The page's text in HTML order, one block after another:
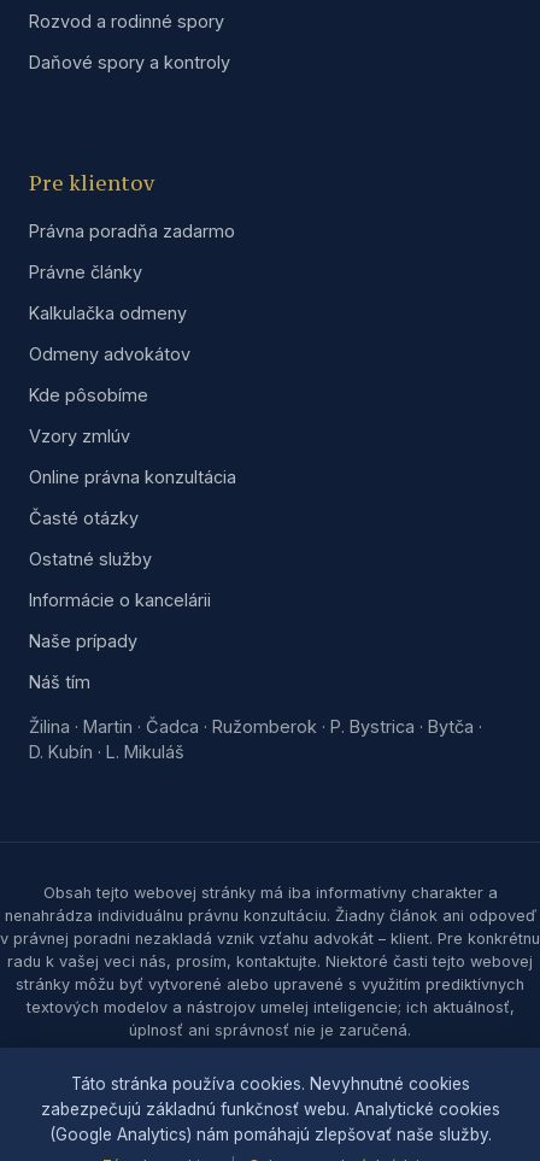
Rozvod a rodinné spory
Daňové spory a kontroly
Pre klientov
Právna poradňa zadarmo
Právne články
Kalkulačka odmeny
Odmeny advokátov
Kde pôsobíme
Vzory zmlúv
Online právna konzultácia
Časté otázky
Ostatné služby
Informácie o kancelárii
Naše prípady
Náš tím
Žilina · Martin · Čadca · Ružomberok · P. Bystrica · Bytča ·
D. Kubín · L. Mikuláš
Obsah tejto webovej stránky má iba informatívny charakter a
nenahrádza individuálnu právnu konzultáciu. Žiadny článok ani odpoveď
v právnej poradni nezakladá vznik vzťahu advokát – klient. Pre konkrétnu
radu k vašej veci nás, prosím, kontaktujte. Niektoré časti tejto webovej
stránky môžu byť vytvorené alebo upravené s využitím prediktívnych
textových modelov a nástrojov umelej inteligencie; ich aktuálnosť,
úplnosť ani správnosť nie je zaručená.
© 2026 Samec & partners, s. r. o. Všetky práva vyhradené.
Ochrana osobných údajov | Zásady cookies |
Nastavenia
cookies
| Sitemap
Táto stránka používa cookies. Nevyhnutné cookies
zabezpečujú základnú funkčnosť webu. Analytické cookies
(Google Analytics) nám pomáhajú zlepšovať naše služby.